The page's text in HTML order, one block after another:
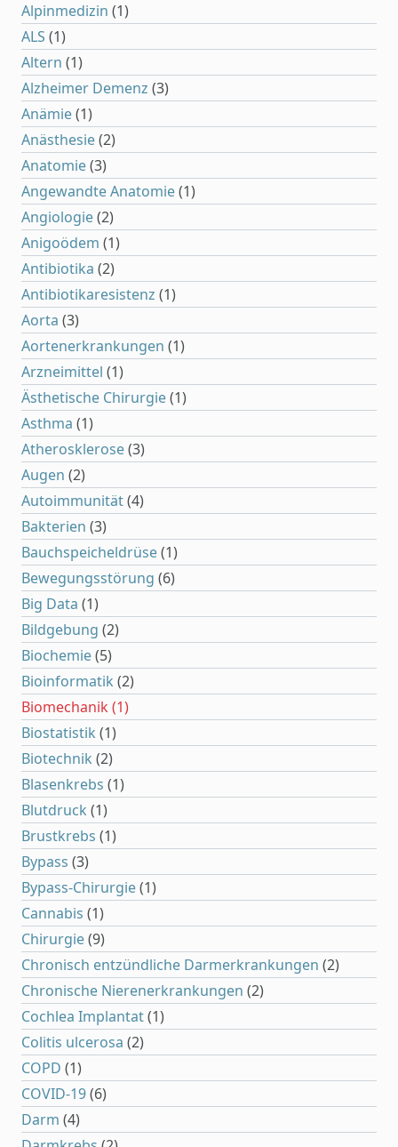
Alpinmedizin (1)
ALS (1)
Altern (1)
Alzheimer Demenz (3)
Anämie(1)
Anästhesie(2)
Anatomie(3)
Angewandte Anatomie(1)
Angiologie(2)
Anigoödem (1)
Antibiotika (2)
Antibiotikaresistenz (1)
Aorta (3)
Aortenerkrankungen (1)
Arzneimittel (1)
Ästhetische Chirurgie(1)
Asthma (1)
Atherosklerose(3)
Augen (2)
Autoimmunität(4)
Bakterien (3)
Bauchspeicheldrüse(1)
Bewegungsstörung (6)
Big Data (1)
Bildgebung (2)
Biochemie(5)
Bioinformatik (2)
Biomechanik (1)
Biostatistik (1)
Biotechnik (2)
Blasenkrebs (1)
Blutdruck (1)
Brustkrebs (1)
Bypass (3)
Bypass-Chirurgie(1)
Cannabis (1)
Chirurgie(9)
Chronisch entzündliche Darmerkrankungen (2)
Chronische Nierenerkrankungen (2)
Cochlea Implantat(1)
Colitis ulcerosa (2)
COPD (1)
COVID-19(6)
Darm (4)